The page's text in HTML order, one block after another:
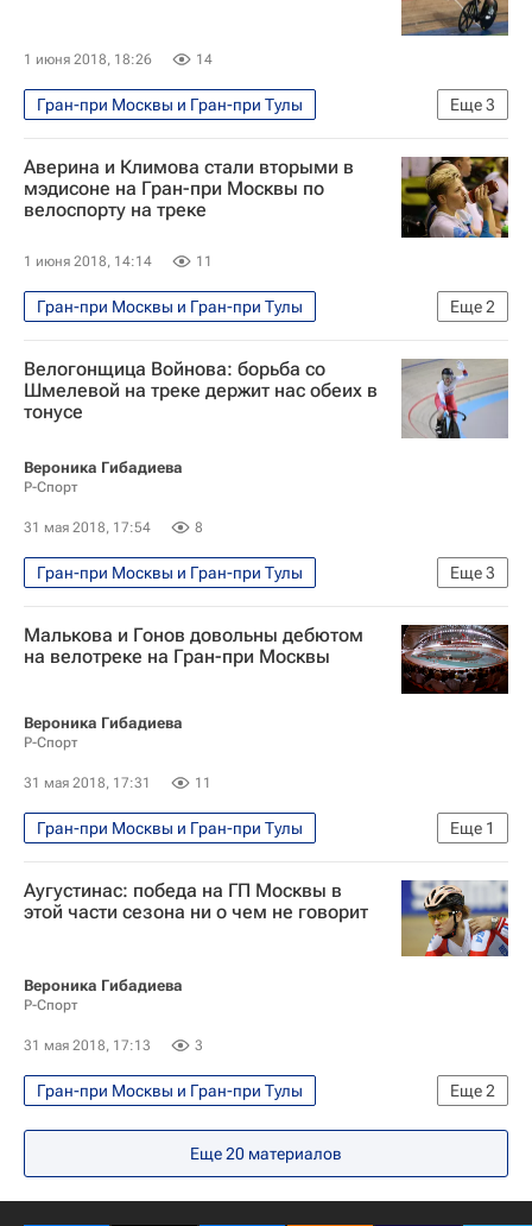
1 июня 2018, 18:26 14
Еще3
Гран-при Москвы и Гран-при Тулы
Велоспорт
Анастасия Войнова
Шейн Перкинс
Аверина и Климова стали вторыми в
мэдисоне на Гран-при Москвы по
велоспорту на треке
1 июня 2018, 14:14 11
Еще2
Гран-при Москвы и Гран-при Тулы
Велоспорт
Мария Аверина
Велогонщица Войнова: борьба со
Шмелевой на треке держит нас обеих в
тонусе
Вероника Гибадиева
Р-Спорт
31 мая 2018, 17:54 8
Еще3
Гран-при Москвы и Гран-при Тулы
Велоспорт
Дарья Шмелева
Анастасия Войнова
Малькова и Гонов довольны дебютом
на велотреке на Гран-при Москвы
Вероника Гибадиева
Р-Спорт
31 мая 2018, 17:31 11
Еще 1
Гран-при Москвы и Гран-при Тулы
Велоспорт
Аугустинас: победа на ГП Москвы в
этой части сезона ни о чем не говорит
Вероника Гибадиева
Р-Спорт
31 мая 2018, 17:13 3
Еще2
Гран-при Москвы и Гран-при Тулы
Велоспорт
Евгения Аугустинас
Еще20 материалов